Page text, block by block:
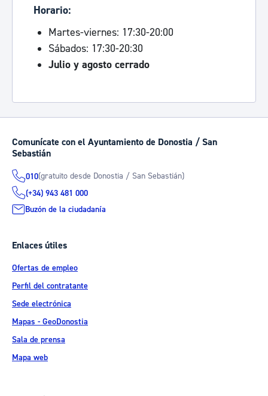
Horario:
Martes-viernes: 17:30-20:00
Sábados: 17:30-20:30
Julio y agosto cerrado
Comunícate con el Ayuntamiento de Donostia / San
Sebastián
010(gratuito desde Donostia / San Sebastián)
(+34) 943 481 000
Buzón de la ciudadanía
Enlaces útiles
Ofertas de empleo
Perfil del contratante
Sede electrónica
Mapas - GeoDonostia
Sala de prensa
Mapa web